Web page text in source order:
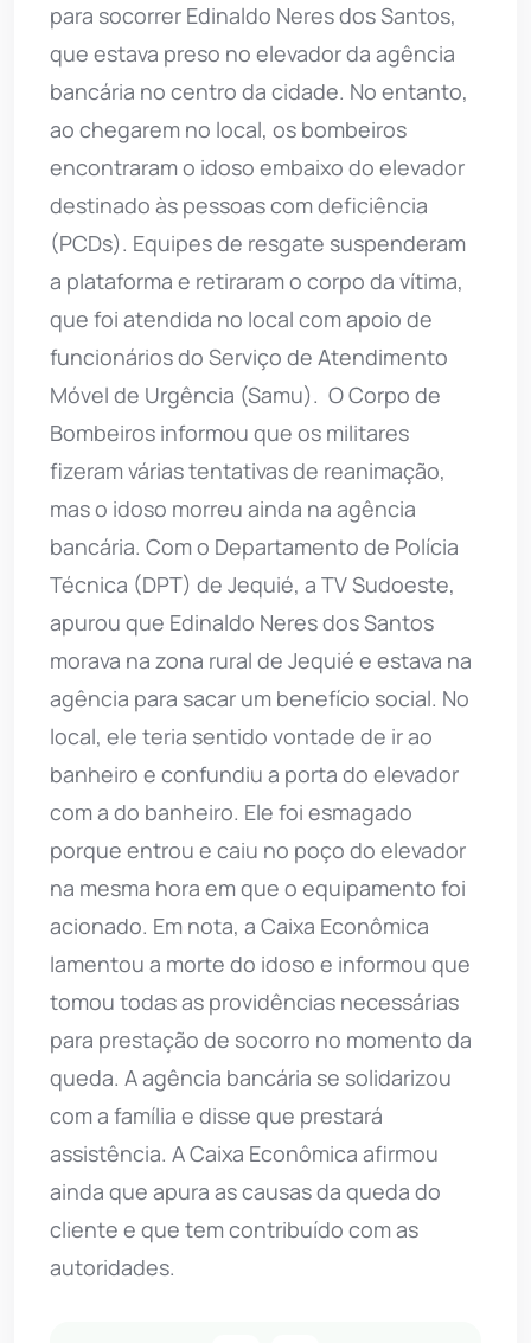
para socorrer Edinaldo Neres dos Santos,
que estava preso no elevador da agência
bancária no centro da cidade. No entanto,
ao chegarem no local, os bombeiros
encontraram o idoso embaixo do elevador
destinado às pessoas com deficiência
(PCDs). Equipes de resgate suspenderam
a plataforma e retiraram o corpo da vítima,
que foi atendida no local com apoio de
funcionários do Serviço de Atendimento
Móvel de Urgência (Samu). O Corpo de
Bombeiros informou que os militares
fizeram várias tentativas de reanimação,
mas o idoso morreu ainda na agência
bancária. Com o Departamento de Polícia
Técnica (DPT) de Jequié, a TV Sudoeste,
apurou que Edinaldo Neres dos Santos
morava na zona rural de Jequié e estava na
agência para sacar um benefício social. No
local, ele teria sentido vontade de ir ao
banheiro e confundiu a porta do elevador
com a do banheiro. Ele foi esmagado
porque entrou e caiu no poço do elevador
na mesma hora em que o equipamento foi
acionado. Em nota, a Caixa Econômica
lamentou a morte do idoso e informou que
tomou todas as providências necessárias
para prestação de socorro no momento da
queda. A agência bancária se solidarizou
com a família e disse que prestará
assistência. A Caixa Econômica afirmou
ainda que apura as causas da queda do
cliente e que tem contribuído com as
autoridades.